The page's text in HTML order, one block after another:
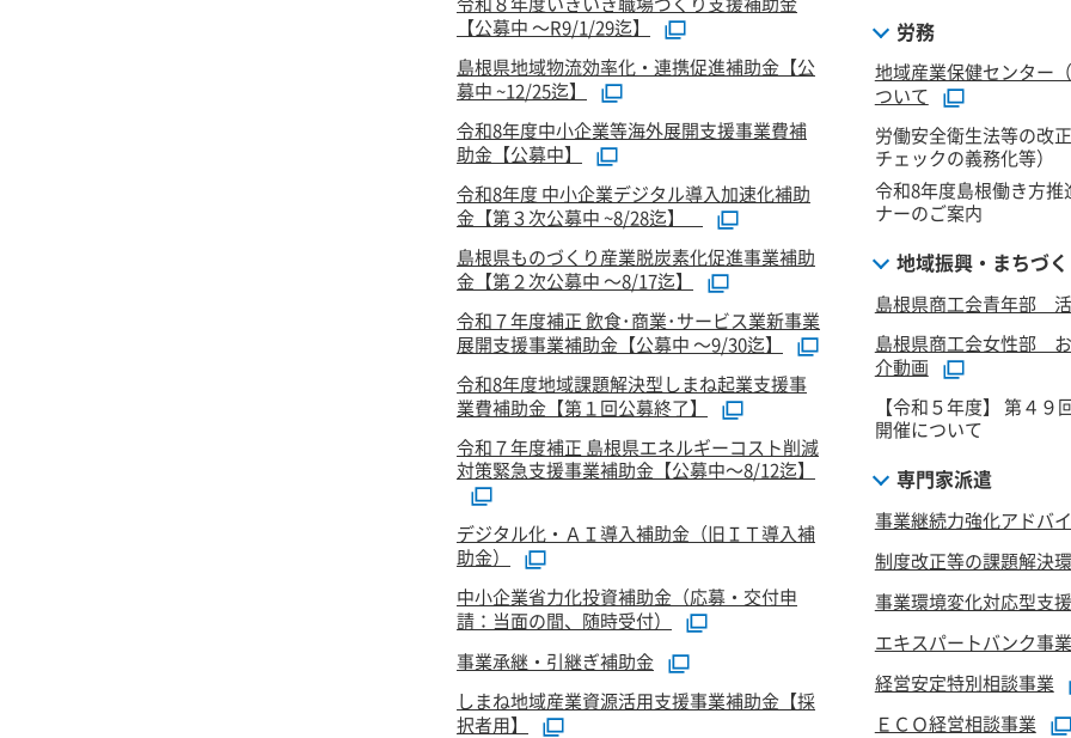
【公募中 ～R9/1/29迄】
島根県地域物流効率化・連携促進補助金【公
募中 ~12/25迄】
令和8年度中小企業等海外展開支援事業費補
助金【公募中】
令和8年度 中小企業デジタル導入加速化補助
金【第３次公募中 ~8/28迄】
島根県ものづくり産業脱炭素化促進事業補助
金【第２次公募中 ～8/17迄】
令和７年度補正 飲食･商業･サービス業新事業
展開支援事業補助金【公募中 ～9/30迄】
令和8年度地域課題解決型しまね起業支援事
業費補助金【第１回公募終了】
令和７年度補正 島根県エネルギーコスト削減
対策緊急支援事業補助金【公募中～8/12迄】
デジタル化・ＡＩ導入補助金（旧ＩＴ導入補
助金）
中小企業省力化投資補助金（応募・交付申
請：当面の間、随時受付）
事業承継・引継ぎ補助金
しまね地域産業資源活用支援事業補助金【採
択者用】
労務
地域産業保健センター
ついて
労働安全衛生法等の改
チェックの義務化等）
令和8年度島根働き方推
ナーのご案内
地域振興・まちづく
島根県商工会青年部
島根県商工会女性部
介動画
【令和５年度】 第４
開催について
専門家派遣
事業継続力強化アドバ
制度改正等の課題解決
事業環境変化対応型支
エキスパートバンク事業
経営安定特別相談事業
ＥＣＯ経営相談事業